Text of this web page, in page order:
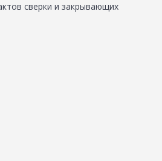
сверки и закрывающих